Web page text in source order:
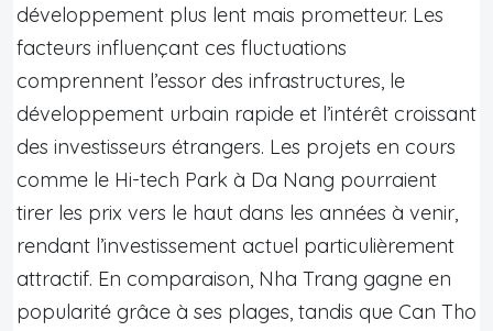
développement plus lent mais prometteur. Les
facteurs influençant ces fluctuations
comprennent l’essor des infrastructures, le
développement urbain rapide et l’intérêt croissant
des investisseurs étrangers. Les projets en cours
comme le Hi-tech Park à Da Nang pourraient
tirer les prix vers le haut dans les années à venir,
rendant l’investissement actuel particulièrement
attractif. En comparaison, Nha Trang gagne en
popularité grâce à ses plages, tandis que Can Tho